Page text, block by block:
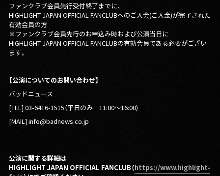
ファンクラブ会員先行受付終了までに、
HIGHLIGHT JAPAN OFFICIAL FANCLUBへのご入会(ご入金)が完了された
有効会員の方
※ファンクラブ会員先行のお申込み時および公演当日に
HIGHLIGHT JAPAN OFFICIAL FANCLUBの有効会員である必要がござい
ます。
【公演についてのお問い合わせ】
バッドニュース
[TEL] 03-6416-1515（平日のみ 11:00〜16:00)
[MAIL] info@badnews.co.jp
公演に関する詳細は
HIGHLIGHT JAPAN OFFICIAL FANCLUB（https://www.highlight-